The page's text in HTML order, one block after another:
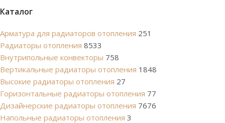
Каталог
Арматура для радиаторов отопления 251
Радиаторы отопления 8533
Внутрипольные конвекторы 758
Вертикальные радиаторы отопления 1848
Высокие радиаторы отопления 27
Горизонтальные радиаторы отопления 77
Дизайнерские радиаторы отопления 7676
Напольные радиаторы отопления 3